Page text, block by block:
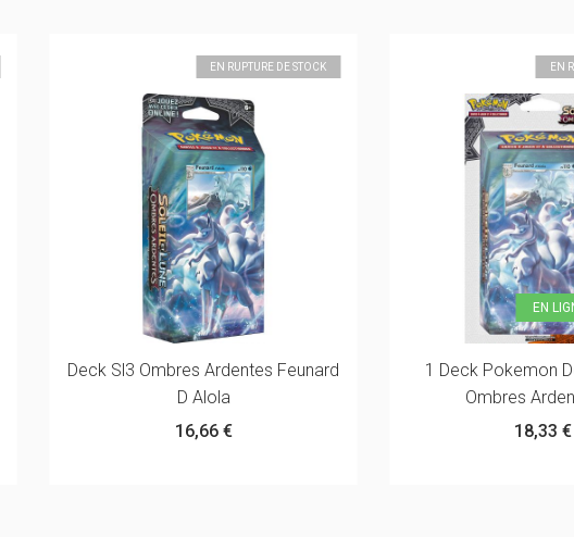
EN RUPTURE DE STOCK
Deck Sl3 Ombres Ardentes Feunard
D Alola
16,66 €
EN
EN
1 Deck Pokemon
Ombres
18,33 €